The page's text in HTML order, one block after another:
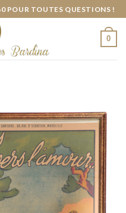
POUR TOUTES QUESTIONS !
0